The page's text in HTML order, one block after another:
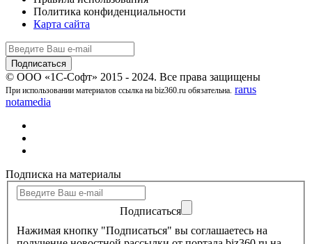
Политика конфиденциальности
Карта сайта
© ООО «1С-Софт» 2015 - 2024. Все права защищены
При использовании материалов ссылка на biz360.ru обязательна. rarus
notamedia
Подписка на материалы
Подписаться
Нажимая кнопку "Подписаться" вы соглашаетесь на